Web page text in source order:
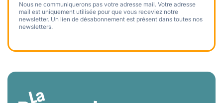
Nous ne communiquerons pas votre adresse mail. Votre adresse
mail est uniquement utilisée pour que vous receviez notre
newsletter. Un lien de désabonnement est présent dans toutes nos
newsletters.